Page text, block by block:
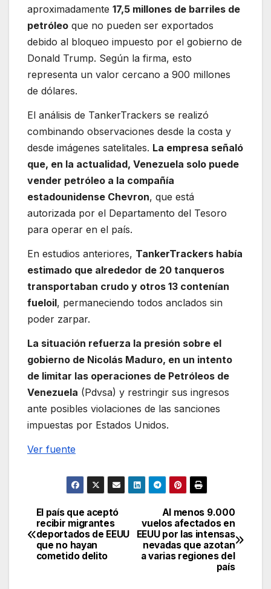
aproximadamente 17,5 millones de barriles de
petróleo que no pueden ser exportados
debido al bloqueo impuesto por el gobierno de
Donald Trump. Según la firma, esto
representa un valor cercano a 900 millones
de dólares.
El análisis de TankerTrackers se realizó
combinando observaciones desde la costa y
desde imágenes satelitales. La empresa señaló
que, en la actualidad, Venezuela solo puede
vender petróleo a la compañía
estadounidense Chevron, que está
autorizada por el Departamento del Tesoro
para operar en el país.
En estudios anteriores, TankerTrackers había
estimado que alrededor de 20 tanqueros
transportaban crudo y otros 13 contenían
fueloil, permaneciendo todos anclados sin
poder zarpar.
La situación refuerza la presión sobre el
gobierno de Nicolás Maduro, en un intento
de limitar las operaciones de Petróleos de
Venezuela (Pdvsa) y restringir sus ingresos
ante posibles violaciones de las sanciones
impuestas por Estados Unidos.
Ver fuente
Navegación
de
Al menos 9.000
vuelos afectados en
EEUU por las intensas
nevadas que azotan
a varias regiones del
país
El país que aceptó
recibir migrantes
deportados de EEUU
que no hayan
cometido delito